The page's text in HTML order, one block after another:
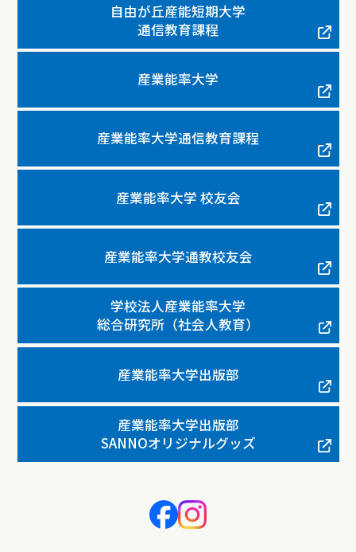
自由が丘産能短期大学
通信教育課程
産業能率大学
産業能率大学通信教育課程
産業能率大学 校友会
産業能率大学通教校友会
学校法人産業能率大学
総合研究所（社会人教育）
産業能率大学出版部
産業能率大学出版部
SANNOオリジナルグッズ